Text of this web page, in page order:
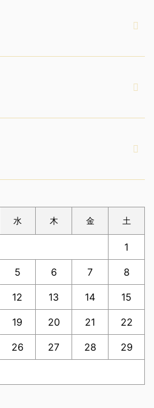
水 木 金 土
1
5 6 7 8
12 13 14 15
19 20 21 22
26 27 28 29